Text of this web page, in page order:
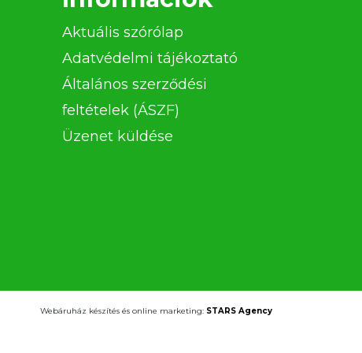
Aktuális szórólap
Adatvédelmi tájékoztató
Általános szerződési
feltételek (ÁSZF)
Üzenet küldése
Webáruház készítés és online marketing: STARS Agency